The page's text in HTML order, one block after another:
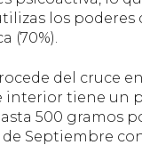
los
(70%).
del cruce
interior tiene un
500 gramos
de Septiembre